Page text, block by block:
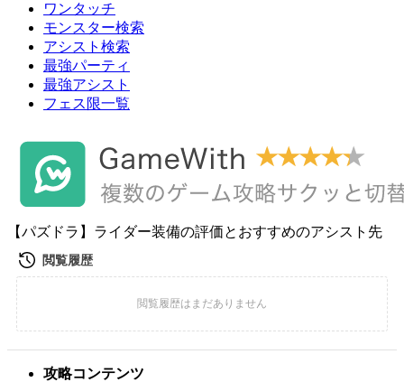
ワンタッチ
モンスター検索
アシスト検索
最強パーティ
最強アシスト
フェス限一覧
【パズドラ】ライダー装備の評価とおすすめのアシスト先
攻略コンテンツ